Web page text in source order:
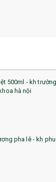
500ml - kh
hà nội
pha lê - kh